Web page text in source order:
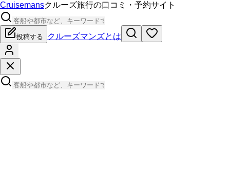
Cruisemansクルーズ旅行の口コミ・予約サイト
投稿する クルーズマンズとは